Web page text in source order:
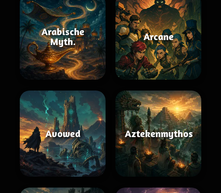
Arabische
Myth.
Arcane
Avowed Aztekenmythos